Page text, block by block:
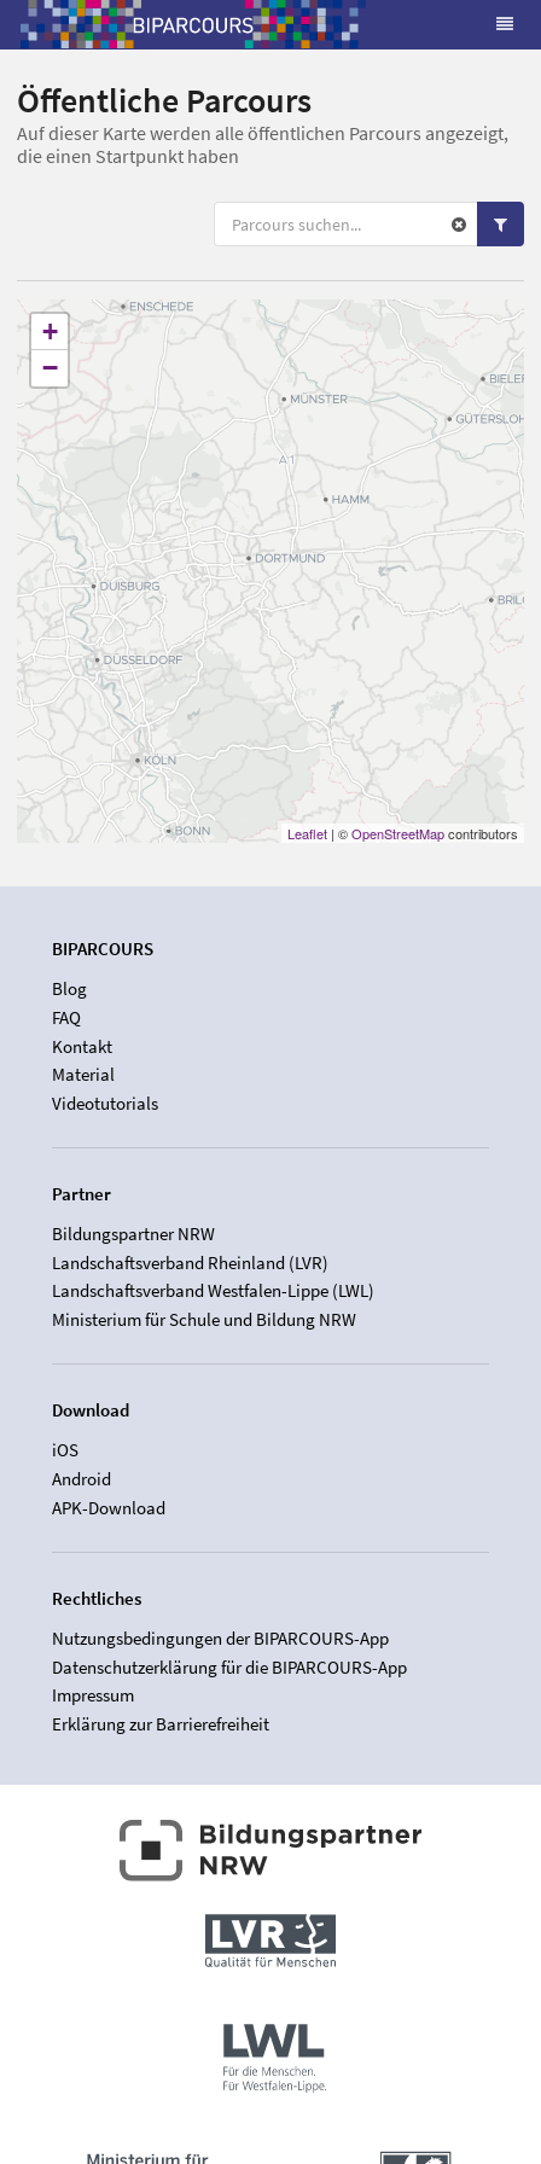
Öffentliche Parcours
Auf dieser Karte werden alle öffentlichen Parcours angezeigt,
die einen Startpunkt haben
+
−
Leaflet | ©OpenStreetMapcontributors
BIPARCOURS
Blog
FAQ
Kontakt
Material
Videotutorials
Partner
Bildungspartner NRW
Landschaftsverband Rheinland (LVR)
Landschaftsverband Westfalen-Lippe (LWL)
Ministerium für Schule und Bildung NRW
Download
iOS
Android
APK-Download
Rechtliches
Nutzungsbedingungen der BIPARCOURS-App
Datenschutzerklärung für die BIPARCOURS-App
Impressum
Erklärung zur Barrierefreiheit